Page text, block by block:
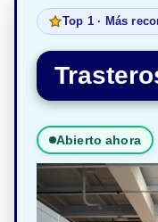
Top 1 · Más
Abierto ahora